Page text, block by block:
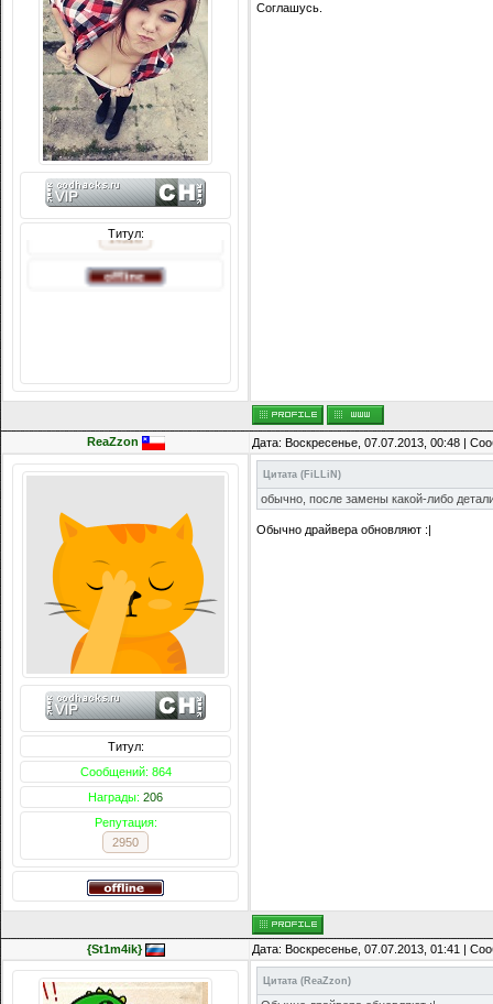
Титул:
Сообщений: 8074
Репутация:
14216
Соглашусь.
ReaZzon Дата: Воскресенье, 07.07.2013, 00:48 |
Титул:
Сообщений: 864
Награды: 206
Репутация:
2950
Цитата ( FiLLiN )
обычно, после замены какой-либо
Обычно драйвера обновляют :|
{St1m4ik} Дата: Воскресенье, 07.07.2013, 01:41 |
Цитата ( ReaZzon)